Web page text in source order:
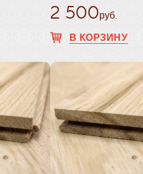
2 500руб.
В КОРЗИНУ